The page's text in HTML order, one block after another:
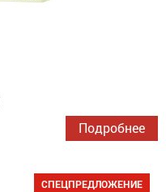
Подробнее
СПЕЦПРЕДЛОЖЕНИЕ